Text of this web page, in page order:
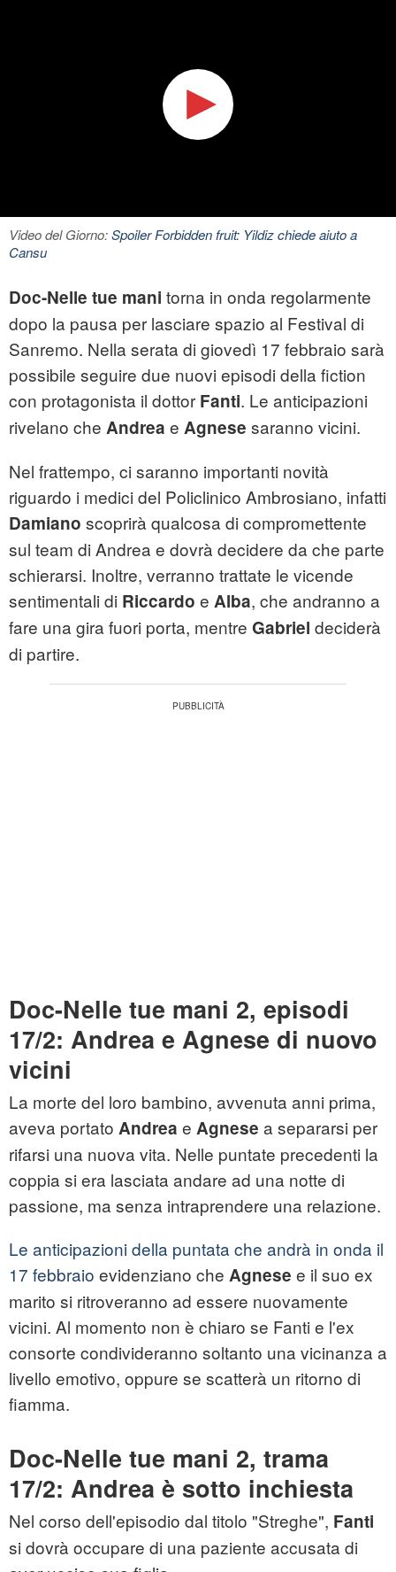
Video del Giorno:Spoiler Forbidden fruit: Yildiz chiede aiuto a
Cansu
Doc-Nelle tue mani torna in onda regolarmente
dopo la pausa per lasciare spazio al Festival di
Sanremo. Nella serata di giovedì 17 febbraio sarà
possibile seguire due nuovi episodi della fiction
con protagonista il dottor Fanti. Le anticipazioni
rivelano che Andrea e Agnese saranno vicini.
Nel frattempo, ci saranno importanti novità
riguardo i medici del Policlinico Ambrosiano, infatti
Damiano scoprirà qualcosa di compromettente
sul team di Andrea e dovrà decidere da che parte
schierarsi. Inoltre, verranno trattate le vicende
sentimentali di Riccardo e Alba, che andranno a
fare una gira fuori porta, mentre Gabriel deciderà
di partire.
Doc-Nelle tue mani 2, episodi
17/2: Andrea e Agnese di nuovo
vicini
La morte del loro bambino, avvenuta anni prima,
aveva portato Andrea e Agnese a separarsi per
rifarsi una nuova vita. Nelle puntate precedenti la
coppia si era lasciata andare ad una notte di
passione, ma senza intraprendere una relazione.
Le anticipazioni della puntata che andrà in onda il
17 febbraio evidenziano che Agnese e il suo ex
marito si ritroveranno ad essere nuovamente
vicini. Al momento non è chiaro se Fanti e l'ex
consorte condivideranno soltanto una vicinanza a
livello emotivo, oppure se scatterà un ritorno di
fiamma.
Doc-Nelle tue mani 2, trama
17/2: Andrea è sotto inchiesta
Nel corso dell'episodio dal titolo "Streghe", Fanti
si dovrà occupare di una paziente accusata di